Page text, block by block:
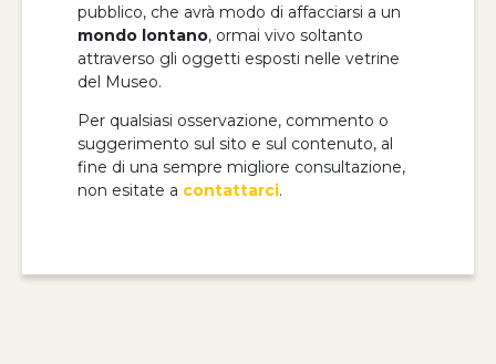
pubblico, che avrà modo di affacciarsi a un
mondo lontano, ormai vivo soltanto
attraverso gli oggetti esposti nelle vetrine
del Museo.
Per qualsiasi osservazione, commento o
suggerimento sul sito e sul contenuto, al
fine di una sempre migliore consultazione,
non esitate a contattarci.